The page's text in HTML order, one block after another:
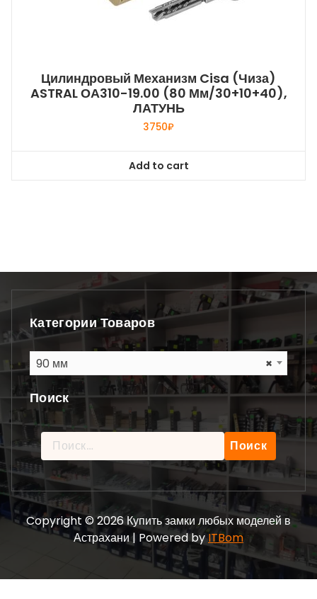
Цилиндровый Механизм Cisa (Чиза)
ASTRAL ОА310-19.00 (80 Мм/30+10+40),
ЛАТУНЬ
3750₽
Add to cart
Категории Товаров
×
90 мм
Поиск
Найти:
Copyright © 2026 Купить замки любых моделей в
Астрахани | Powered byITBom